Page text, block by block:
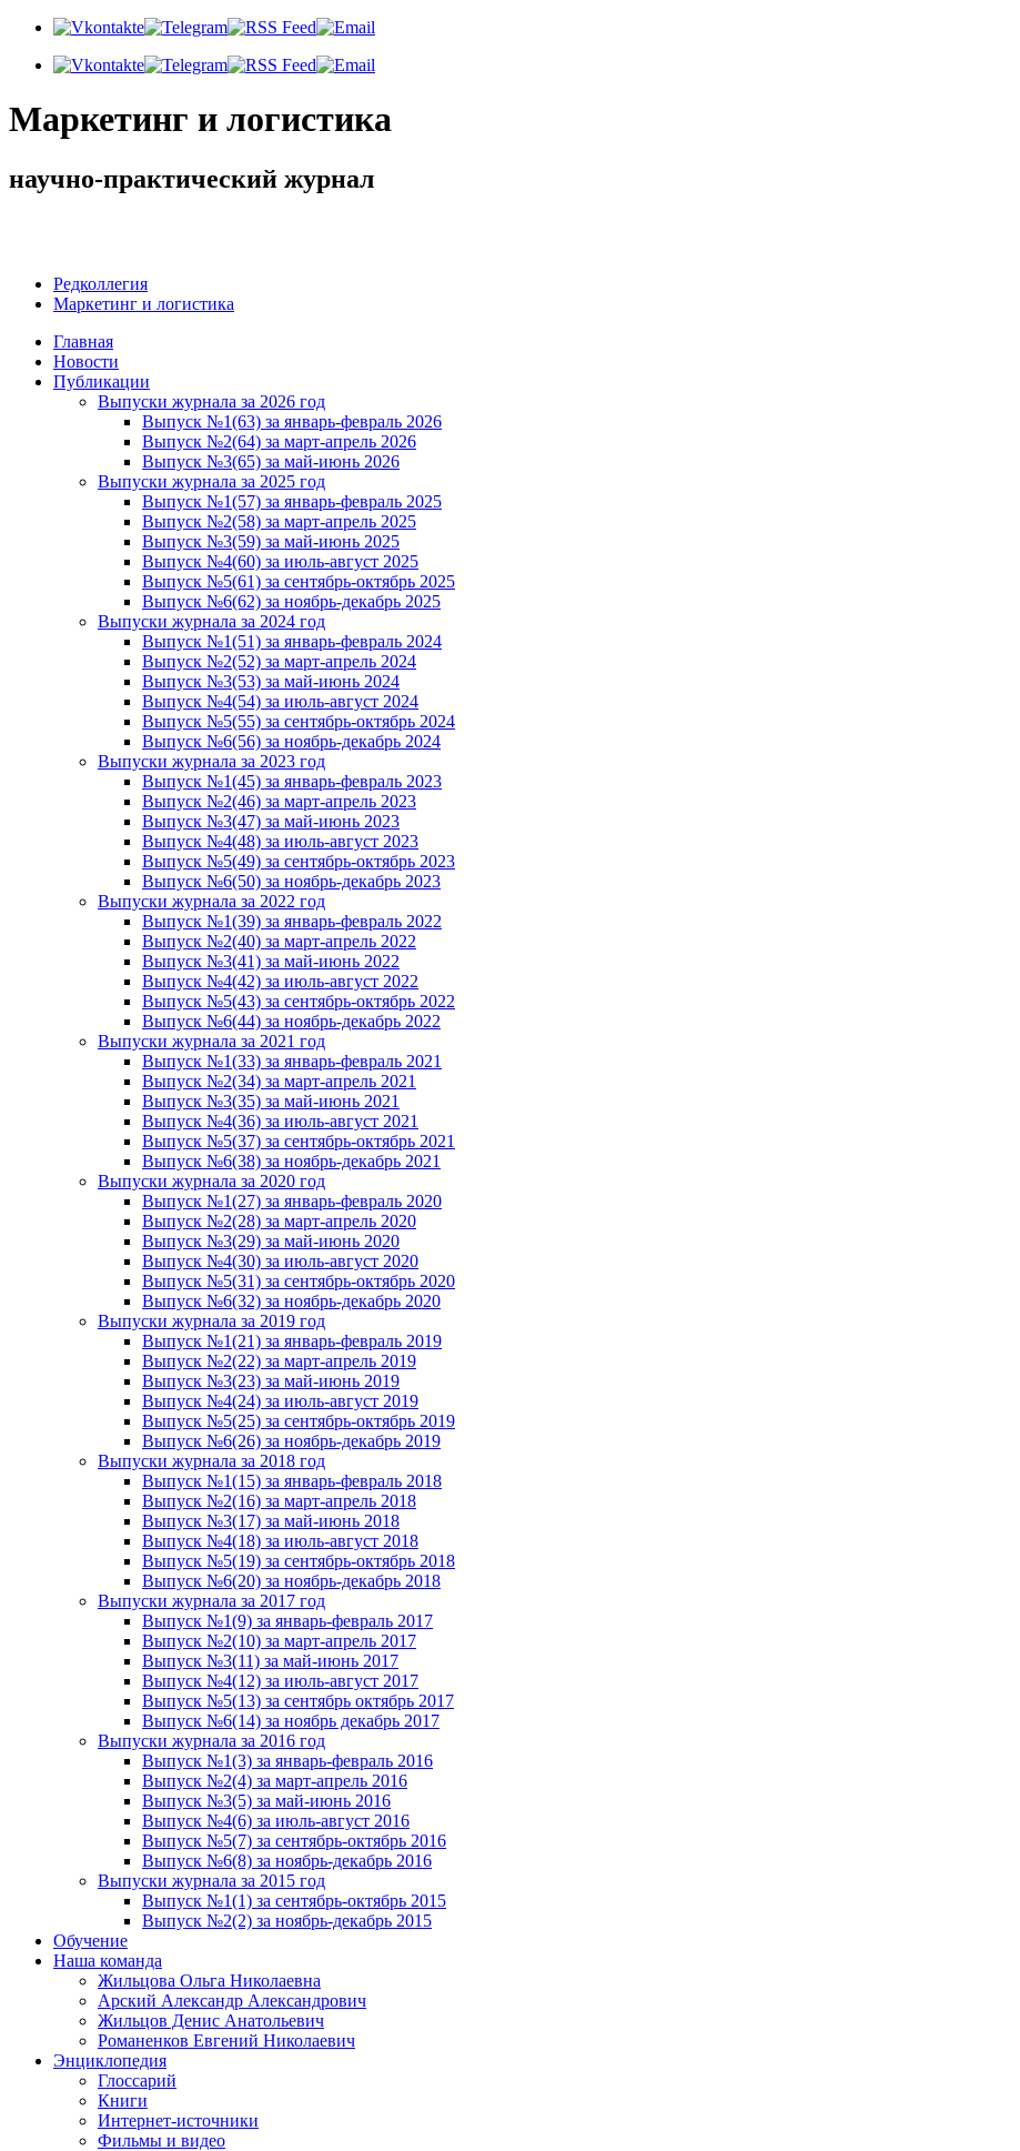
Маркетинг и логистика
научно-практический журнал
Редколлегия
Маркетинг и логистика
Главная
Новости
Публикации
Выпуски журнала за 2026 год
Выпуск №1(63) за январь-февраль 2026
Выпуск №2(64) за март-апрель 2026
Выпуск №3(65) за май-июнь 2026
Выпуски журнала за 2025 год
Выпуск №1(57) за январь-февраль 2025
Выпуск №2(58) за март-апрель 2025
Выпуск №3(59) за май-июнь 2025
Выпуск №4(60) за июль-август 2025
Выпуск №5(61) за сентябрь-октябрь 2025
Выпуск №6(62) за ноябрь-декабрь 2025
Выпуски журнала за 2024 год
Выпуск №1(51) за январь-февраль 2024
Выпуск №2(52) за март-апрель 2024
Выпуск №3(53) за май-июнь 2024
Выпуск №4(54) за июль-август 2024
Выпуск №5(55) за сентябрь-октябрь 2024
Выпуск №6(56) за ноябрь-декабрь 2024
Выпуски журнала за 2023 год
Выпуск №1(45) за январь-февраль 2023
Выпуск №2(46) за март-апрель 2023
Выпуск №3(47) за май-июнь 2023
Выпуск №4(48) за июль-август 2023
Выпуск №5(49) за сентябрь-октябрь 2023
Выпуск №6(50) за ноябрь-декабрь 2023
Выпуски журнала за 2022 год
Выпуск №1(39) за январь-февраль 2022
Выпуск №2(40) за март-апрель 2022
Выпуск №3(41) за май-июнь 2022
Выпуск №4(42) за июль-август 2022
Выпуск №5(43) за сентябрь-октябрь 2022
Выпуск №6(44) за ноябрь-декабрь 2022
Выпуски журнала за 2021 год
Выпуск №1(33) за январь-февраль 2021
Выпуск №2(34) за март-апрель 2021
Выпуск №3(35) за май-июнь 2021
Выпуск №4(36) за июль-август 2021
Выпуск №5(37) за сентябрь-октябрь 2021
Выпуск №6(38) за ноябрь-декабрь 2021
Выпуски журнала за 2020 год
Выпуск №1(27) за январь-февраль 2020
Выпуск №2(28) за март-апрель 2020
Выпуск №3(29) за май-июнь 2020
Выпуск №4(30) за июль-август 2020
Выпуск №5(31) за сентябрь-октябрь 2020
Выпуск №6(32) за ноябрь-декабрь 2020
Выпуски журнала за 2019 год
Выпуск №1(21) за январь-февраль 2019
Выпуск №2(22) за март-апрель 2019
Выпуск №3(23) за май-июнь 2019
Выпуск №4(24) за июль-август 2019
Выпуск №5(25) за сентябрь-октябрь 2019
Выпуск №6(26) за ноябрь-декабрь 2019
Выпуски журнала за 2018 год
Выпуск №1(15) за январь-февраль 2018
Выпуск №2(16) за март-апрель 2018
Выпуск №3(17) за май-июнь 2018
Выпуск №4(18) за июль-август 2018
Выпуск №5(19) за сентябрь-октябрь 2018
Выпуск №6(20) за ноябрь-декабрь 2018
Выпуски журнала за 2017 год
Выпуск №1(9) за январь-февраль 2017
Выпуск №2(10) за март-апрель 2017
Выпуск №3(11) за май-июнь 2017
Выпуск №4(12) за июль-август 2017
Выпуск №5(13) за сентябрь октябрь 2017
Выпуск №6(14) за ноябрь декабрь 2017
Выпуски журнала за 2016 год
Выпуск №1(3) за январь-февраль 2016
Выпуск №2(4) за март-апрель 2016
Выпуск №3(5) за май-июнь 2016
Выпуск №4(6) за июль-август 2016
Выпуск №5(7) за сентябрь-октябрь 2016
Выпуск №6(8) за ноябрь-декабрь 2016
Выпуски журнала за 2015 год
Выпуск №1(1) за сентябрь-октябрь 2015
Выпуск №2(2) за ноябрь-декабрь 2015
Обучение
Наша команда
Жильцова Ольга Николаевна
Арский Александр Александрович
Жильцов Денис Анатольевич
Романенков Евгений Николаевич
Энциклопедия
Глоссарий
Книги
Интернет-источники
Фильмы и видео